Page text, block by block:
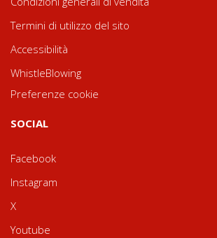
Termini di utilizzo del sito
Accessibilità
WhistleBlowing
Preferenze cookie
SOCIAL
Facebook
Instagram
X
Youtube